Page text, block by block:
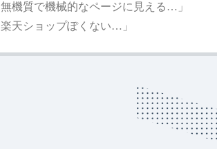
無機質で機械的なページに見える…」
楽天ショップぽくない…」